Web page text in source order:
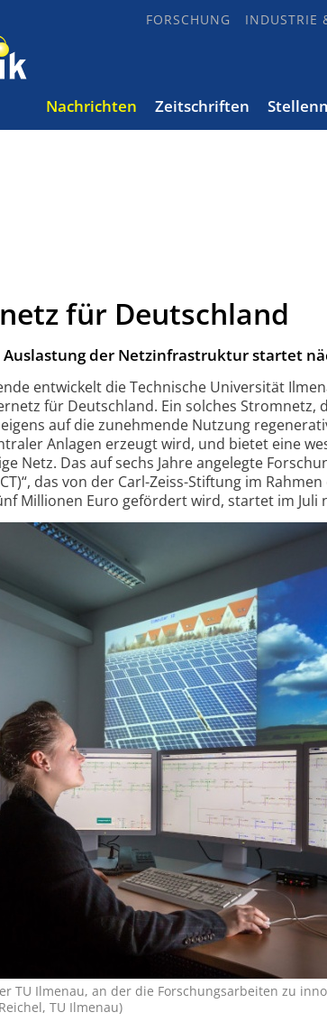
FORSCHUNG INDUSTRIE
Nachrichten Zeitschriften
für Deutschland
der Netzinfrastruktur startet
entwickelt die Technische Universität
für Deutschland. Ein solches Stromnetz,
auf die zunehmende Nutzung
Anlagen erzeugt wird, und bietet eine
Netz. Das auf sechs Jahre angelegte
das von der Carl-Zeiss-Stiftung im
Millionen Euro gefördert wird, startet im Juli
TU Ilmenau, an der die Forschungs­arbeiten zu
TU Ilmenau)